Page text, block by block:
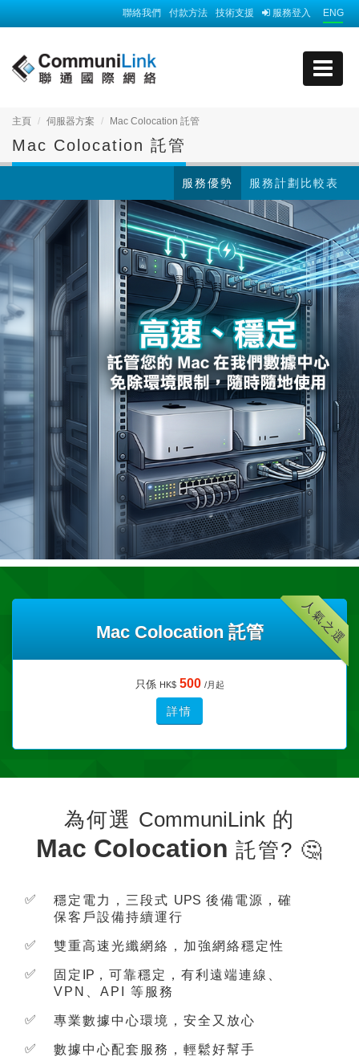
ENG
服務登入
技術支援
付款方法
聯絡我們
主頁 伺服器方案 Mac Colocation 託管
Mac Colocation 託管
服務計劃比較表
服務優勢
人氣之選
Mac Colocation 託管
只係 HK$ 500 /月起
詳情
為何選 CommuniLink 的
Mac Colocation 託管? 🤔
✅ 穩定電力，三段式 UPS 後備電源，確
保客戶設備持續運行
✅ 雙重高速光纖網絡，加強網絡穩定性
✅ 固定 IP ，可靠穩定，有利遠端連線、
VPN、API 等服務
✅ 專業數據中心環境，安全又放心
✅ 數據中心配套服務，輕鬆好幫手